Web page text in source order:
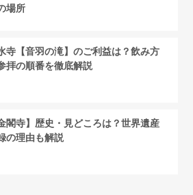
場所
寺【音羽の滝】のご利益は？飲み方
拝の順番を徹底解説
金閣寺】歴史・見どころは？世界遺産
の理由も解説